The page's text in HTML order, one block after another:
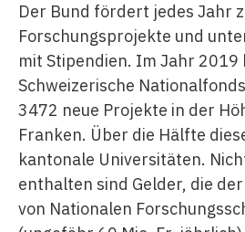
Der Bund fördert jedes Jahr
Forschungsprojekte und
mit Stipendien. Im Jahr 2019
Schweizerische
3472 neue Projekte in der
Franken. Über die Hälfte
kantonale Universitäten.
enthalten sind Gelder, die der
von Nationalen